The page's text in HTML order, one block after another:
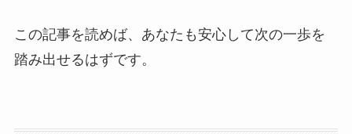
この記事を読めば、あなたも安心して次の一歩を
踏み出せるはずです。